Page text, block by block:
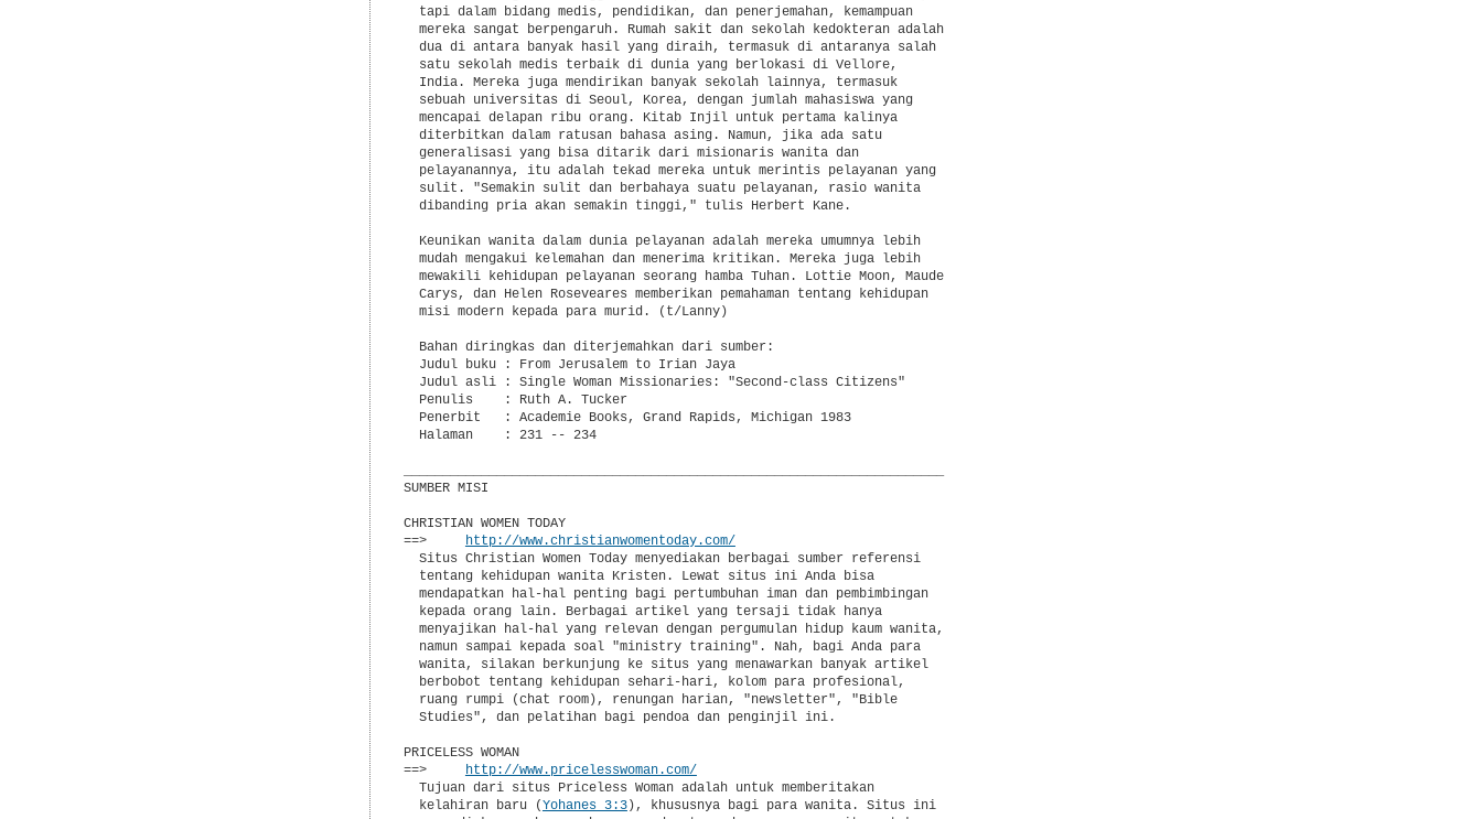
http://www.christianwomentoday.com/
  Situs Christian Women Today menyediakan berbagai sumber referensi
  tentang kehidupan wanita Kristen. Lewat situs ini Anda bisa
  mendapatkan hal-hal penting bagi pertumbuhan iman dan pembimbingan
  kepada orang lain. Berbagai artikel yang tersaji tidak hanya
  menyajikan hal-hal yang relevan dengan pergumulan hidup kaum wanita,
  namun sampai kepada soal "ministry training". Nah, bagi Anda para
  wanita, silakan berkunjung ke situs yang menawarkan banyak artikel
  berbobot tentang kehidupan sehari-hari, kolom para profesional,
  ruang rumpi (chat room), renungan harian, "newsletter", "Bible
  Studies", dan pelatihan bagi pendoa dan penginjil ini.
PRICELESS WOMAN
==>
http://www.pricelesswoman.com/
  Tujuan dari situs Priceless Woman adalah untuk memberitakan
  kelahiran baru (
Yohanes 3:3), khususnya bagi para wanita. Situs ini